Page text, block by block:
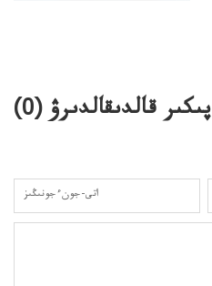
پىكىر قالدىقالدىرۋ (0
)